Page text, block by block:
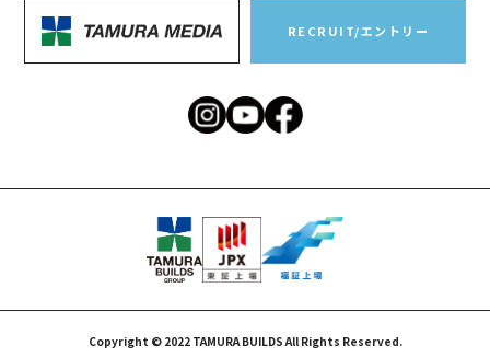
RECRUIT/エントリー
Copyright © 2022 TAMURA BUILDS All Rights Reserved.